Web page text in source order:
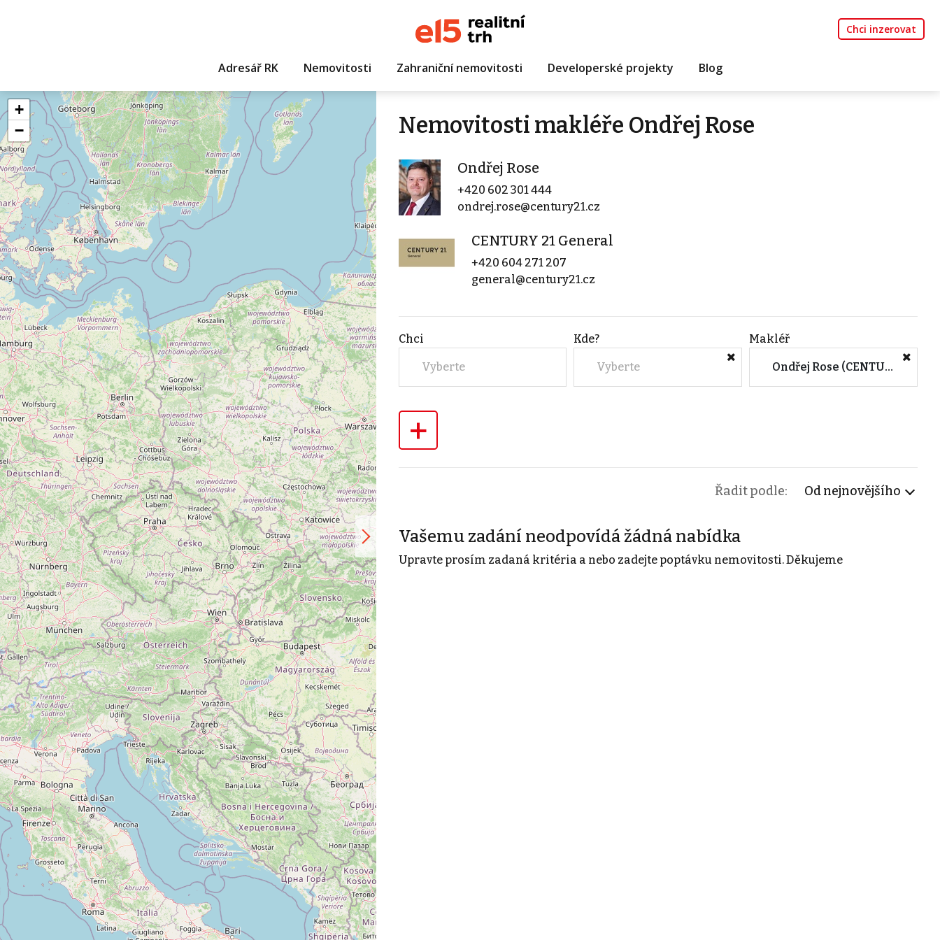
Chci inzerovat
Adresář RK Nemovitosti Zahraniční nemovitosti Developerské projekty Blog
+
−
Nemovitosti makléře Ondřej Rose
Ondřej Rose
+420 602 301 444
ondrej.rose@century21.cz
CENTURY 21 General
+420 604 271 207
general@century21.cz
Chci
Vyberte
Kde?
Vyberte
Makléř
Ondřej Rose (CENTURY 21 General)
+
Řadit podle: Od nejnovějšího
Vašemu zadání neodpovídá žádná nabídka
Upravte prosím zadaná kritéria a nebo zadejte poptávku nemovitosti. Děkujeme